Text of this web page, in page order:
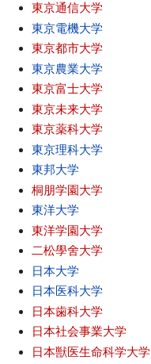
東京通信大学
東京電機大学
東京都市大学
東京農業大学
東京富士大学
東京未来大学
東京薬科大学
東京理科大学
東邦大学
桐朋学園大学
東洋大学
東洋学園大学
二松學舍大学
日本大学
日本医科大学
日本歯科大学
日本社会事業大学
日本獣医生命科学大学